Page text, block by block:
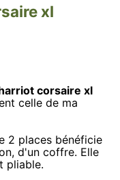
xl
corsaire xl
celle de ma
2 places bénéficie
d'un coffre. Elle
pliable.